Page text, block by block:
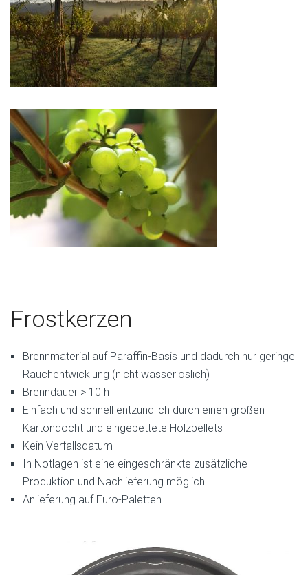
Frostkerzen
Brennmaterial auf Paraffin-Basis und dadurch nur geringe
Rauchentwicklung (nicht wasserlöslich)
Brenndauer > 10 h
Einfach und schnell entzündlich durch einen großen
Kartondocht und eingebettete Holzpellets
Kein Verfallsdatum
In Notlagen ist eine eingeschränkte zusätzliche
Produktion und Nachlieferung möglich
Anlieferung auf Euro-Paletten